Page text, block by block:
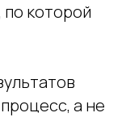
которой
а не